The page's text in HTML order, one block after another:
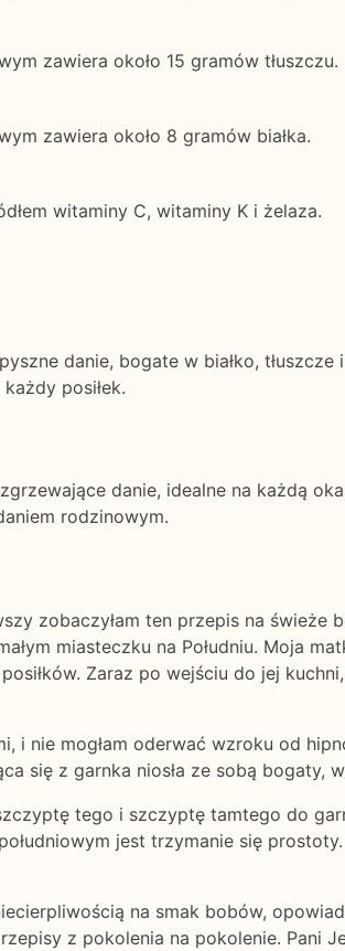
zawiera około 15 gramów tłuszczu.
zawiera około 8 gramów białka.
witaminy C, witaminy K i żelaza.
danie, bogate w białko,
posiłek.
danie, idealne na każdą
rodzinowym.
zobaczyłam ten przepis na świeże
miasteczku na Południu. Moja
Zaraz po wejściu do jej
i nie mogłam oderwać wzroku od
się z garnka niosła ze sobą bogaty,
tego i szczyptę tamtego do
jest trzymanie się
na smak bobów,
z pokolenia na pokolenie. Pani